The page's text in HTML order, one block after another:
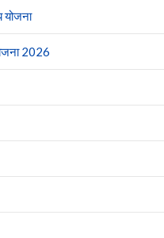
योजना
2026